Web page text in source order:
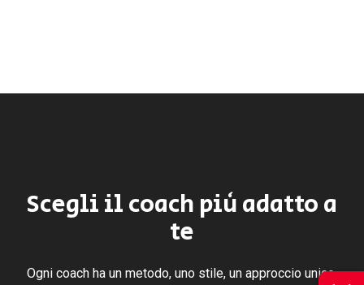
Scegli il coach più adatto a
te
Ogni coach ha un metodo, uno stile, un approccio unico.